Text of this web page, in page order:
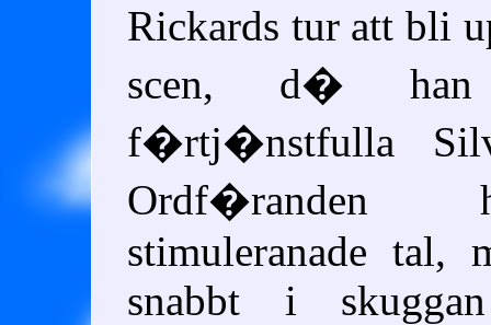
Rickards tur att bli
scen, d�
f�rtj�nstfulla
stimuleranade tal,
snabbt i